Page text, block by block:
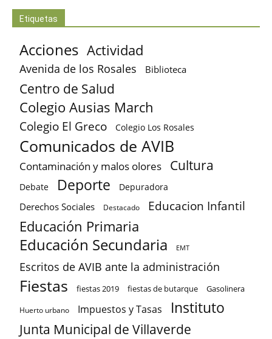
Etiquetas
Acciones Actividad
Avenida de los Rosales Biblioteca
Centro de Salud
Colegio Ausias March
Colegio El Greco Colegio Los Rosales
Comunicados de AVIB
Contaminación y malos olores Cultura
Debate Deporte Depuradora
Derechos Sociales Destacado Educacion Infantil
Educación Primaria
Educación Secundaria EMT
Escritos de AVIB ante la administración
Fiestas fiestas 2019 fiestas de butarque Gasolinera
Huerto urbano Impuestos y Tasas Instituto
Junta Municipal de Villaverde